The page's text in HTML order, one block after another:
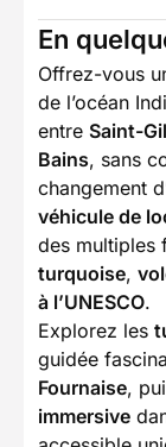
En
Offrez-vous
de l’océan
entre Saint-
Bains, sans
changement
véhicule de
des multiples
turquoise,
à l’UNESCO.
Explorez les
guidée
Fournaise,
immersive